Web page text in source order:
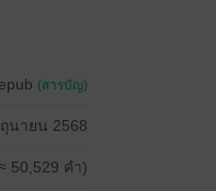
(สารบัญ)
นายน 2568
50,529 คำ)